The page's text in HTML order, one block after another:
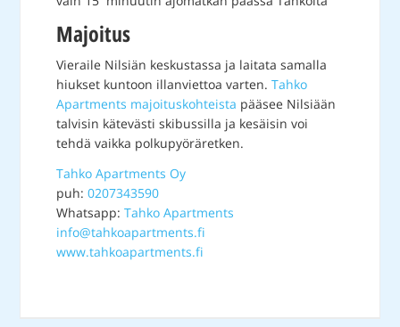
Majoitus
Vieraile Nilsiän keskustassa ja laitata samalla
hiukset kuntoon illanviettoa varten.Tahko
Apartments majoituskohteista pääsee Nilsiään
talvisin kätevästi skibussilla ja kesäisin voi
tehdä vaikka polkupyöräretken.
Tahko Apartments Oy
puh:0207343590
Whatsapp:Tahko Apartments
info@tahkoapartments.fi
www.tahkoapartments.fi